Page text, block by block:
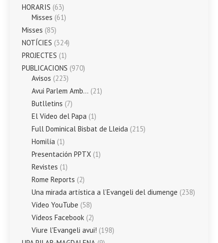
HORARIS (63)
Misses (61)
Misses (85)
NOTÍCIES (324)
PROJECTES (1)
PUBLICACIONS (970)
Avisos (223)
Avui Parlem Amb… (21)
Butlletins (7)
El Vídeo del Papa (1)
Full Dominical Bisbat de Lleida (215)
Homilía (1)
Presentación PPTX (1)
Revistes (1)
Rome Reports (2)
Una mirada artística a l’Evangeli del diumenge (238)
Vídeo YouTube (58)
Vídeos Facebook (2)
Viure l'Evangeli avui! (198)